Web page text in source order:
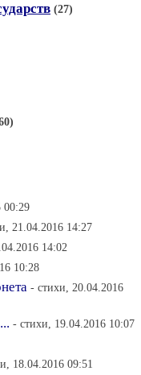
(27)
00:29
21.04.2016 14:27
14:02
10:28
- стихи, 20.04.2016
- стихи, 19.04.2016 10:07
18.04.2016 09:51